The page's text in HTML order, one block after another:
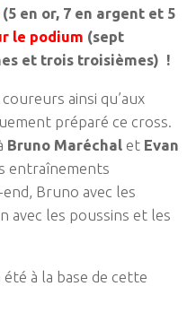
(5 en or, 7 en argent et 5
le podium (sept
et trois troisièmes) !
ainsi qu’aux
préparé ce cross.
Bruno Maréchal et Evan
entraînements
Bruno avec les
avec les poussins et les
à la base de cette